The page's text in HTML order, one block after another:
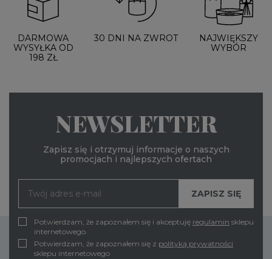
DARMOWA
WYSYŁKA OD
198 ZŁ
30 DNI NA ZWROT
NAJWIĘKSZY
WYBÓR
NEWSLETTER
Zapisz się i otrzymuj informacje o naszych
promocjach i najlepszych ofertach
Potwierdzam, że zapoznałem się i akceptuję regulamin sklepu
internetowego.
Potwierdzam, że zapoznałem się z polityką prywatności
sklepu internetowego